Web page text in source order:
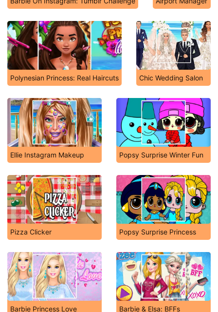
Polynesian Princess: Real Haircuts Chic Wedding Salon
Ellie Instagram Makeup Popsy Surprise Winter Fun
Pizza Clicker Popsy Surprise Princess
Barbie Princess Love Barbie & Elsa: BFFs